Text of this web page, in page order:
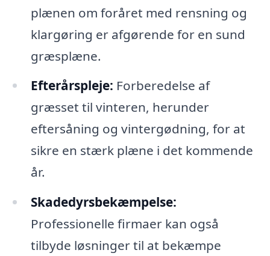
plænen om foråret med rensning og
klargøring er afgørende for en sund
græsplæne.
Efterårspleje: Forberedelse af
græsset til vinteren, herunder
eftersåning og vintergødning, for at
sikre en stærk plæne i det kommende
år.
Skadedyrsbekæmpelse:
Professionelle firmaer kan også
tilbyde løsninger til at bekæmpe